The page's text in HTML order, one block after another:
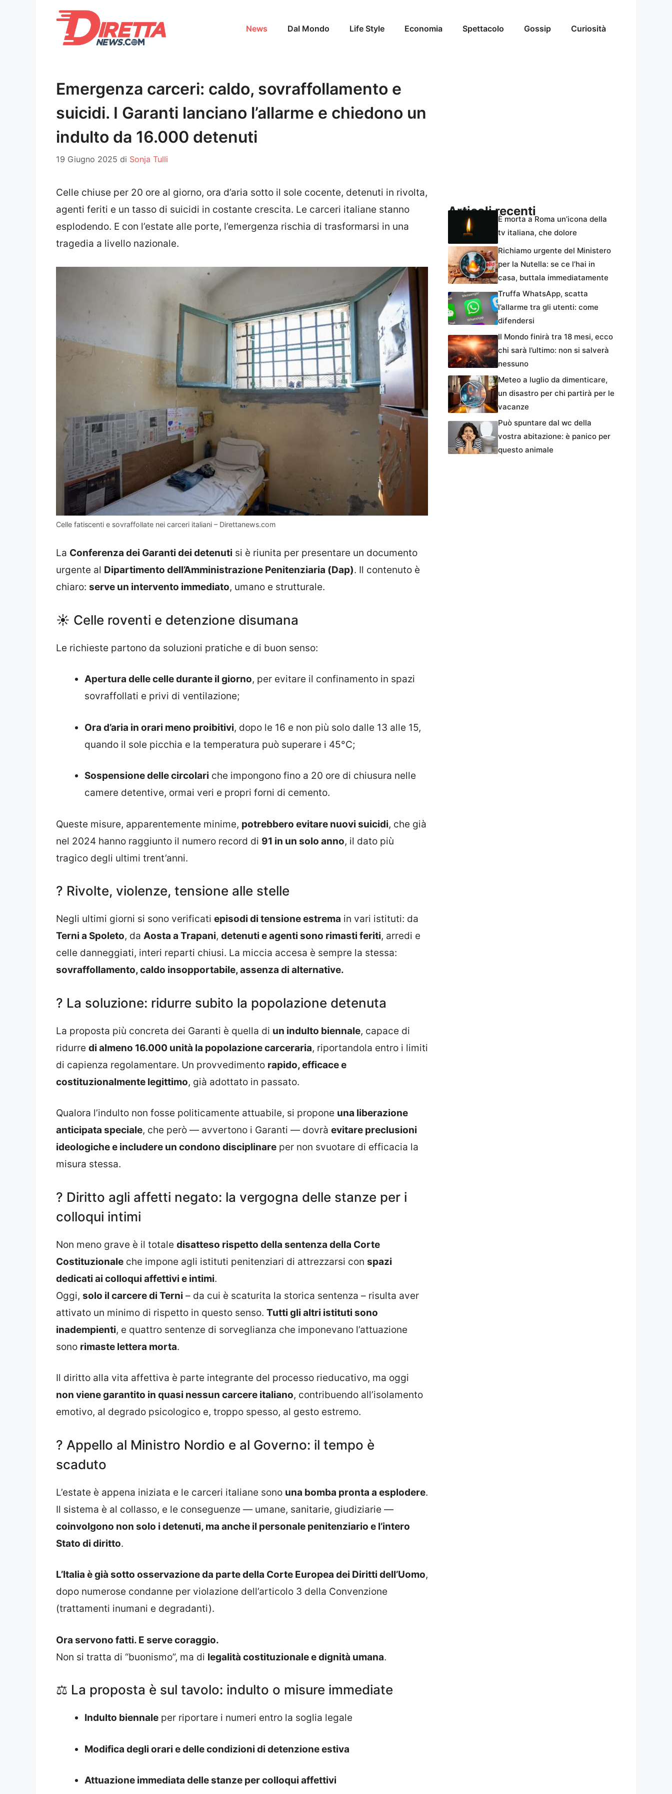
News Dal Mondo Life Style Economia Spettacolo Gossip Curiosità
Emergenza carceri: caldo, sovraffollamento e
suicidi. I Garanti lanciano l’allarme e chiedono un
indulto da 16.000 detenuti
19 Giugno 2025 di Sonja Tulli
Celle chiuse per 20 ore al giorno, ora d’aria sotto il sole cocente, detenuti in rivolta,
agenti feriti e un tasso di suicidi in costante crescita. Le carceri italiane stanno
esplodendo. E con l’estate alle porte, l’emergenza rischia di trasformarsi in una
tragedia a livello nazionale.
Celle fatiscenti e sovraffollate nei carceri italiani – Direttanews.com
La Conferenza dei Garanti dei detenuti si è riunita per presentare un documento
urgente al Dipartimento dell’Amministrazione Penitenziaria (Dap). Il contenuto è
chiaro: serve un intervento immediato, umano e strutturale.
☀️ Celle roventi e detenzione disumana
Le richieste partono da soluzioni pratiche e di buon senso:
Apertura delle celle durante il giorno, per evitare il confinamento in spazi
sovraffollati e privi di ventilazione;
Ora d’aria in orari meno proibitivi, dopo le 16 e non più solo dalle 13 alle 15,
quando il sole picchia e la temperatura può superare i 45°C;
Sospensione delle circolari che impongono fino a 20 ore di chiusura nelle
camere detentive, ormai veri e propri forni di cemento.
Queste misure, apparentemente minime, potrebbero evitare nuovi suicidi, che già
nel 2024 hanno raggiunto il numero record di 91 in un solo anno, il dato più
tragico degli ultimi trent’anni.
? Rivolte, violenze, tensione alle stelle
Negli ultimi giorni si sono verificati episodi di tensione estrema in vari istituti: da
Terni a Spoleto, da Aosta a Trapani, detenuti e agenti sono rimasti feriti, arredi e
celle danneggiati, interi reparti chiusi. La miccia accesa è sempre la stessa:
sovraffollamento, caldo insopportabile, assenza di alternative.
? La soluzione: ridurre subito la popolazione detenuta
La proposta più concreta dei Garanti è quella di un indulto biennale, capace di
ridurre di almeno 16.000 unità la popolazione carceraria, riportandola entro i limiti
di capienza regolamentare. Un provvedimento rapido, efficace e
costituzionalmente legittimo, già adottato in passato.
Qualora l’indulto non fosse politicamente attuabile, si propone una liberazione
anticipata speciale, che però — avvertono i Garanti — dovrà evitare preclusioni
ideologiche e includere un condono disciplinare per non svuotare di efficacia la
misura stessa.
? Diritto agli affetti negato: la vergogna delle stanze per i
colloqui intimi
Non meno grave è il totale disatteso rispetto della sentenza della Corte
Costituzionale che impone agli istituti penitenziari di attrezzarsi con spazi
dedicati ai colloqui affettivi e intimi.
Oggi, solo il carcere di Terni – da cui è scaturita la storica sentenza – risulta aver
attivato un minimo di rispetto in questo senso. Tutti gli altri istituti sono
inadempienti, e quattro sentenze di sorveglianza che imponevano l’attuazione
sono rimaste lettera morta.
Il diritto alla vita affettiva è parte integrante del processo rieducativo, ma oggi
non viene garantito in quasi nessun carcere italiano, contribuendo all’isolamento
emotivo, al degrado psicologico e, troppo spesso, al gesto estremo.
? Appello al Ministro Nordio e al Governo: il tempo è
scaduto
L’estate è appena iniziata e le carceri italiane sono una bomba pronta a esplodere.
Il sistema è al collasso, e le conseguenze — umane, sanitarie, giudiziarie —
coinvolgono non solo i detenuti, ma anche il personale penitenziario e l’intero
Stato di diritto.
L’Italia è già sotto osservazione da parte della Corte Europea dei Diritti dell’Uomo,
dopo numerose condanne per violazione dell’articolo 3 della Convenzione
(trattamenti inumani e degradanti).
Ora servono fatti. E serve coraggio.
Non si tratta di “buonismo”, ma di legalità costituzionale e dignità umana.
⚖️ La proposta è sul tavolo: indulto o misure immediate
Indulto biennale per riportare i numeri entro la soglia legale
Modifica degli orari e delle condizioni di detenzione estiva
Attuazione immediata delle stanze per colloqui affettivi
Articoli recenti
È morta a Roma un’icona della
tv italiana, che dolore
Richiamo urgente del Ministero
per la Nutella: se ce l’hai in
casa, buttala immediatamente
Truffa WhatsApp, scatta
l’allarme tra gli utenti: come
difendersi
Il Mondo finirà tra 18 mesi, ecco
chi sarà l’ultimo: non si salverà
nessuno
Meteo a luglio da dimenticare,
un disastro per chi partirà per le
vacanze
Può spuntare dal wc della
vostra abitazione: è panico per
questo animale